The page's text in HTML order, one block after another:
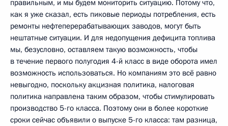
правильным, и мы будем мониторить ситуацию. Потому что,
как я уже сказал, есть пиковые периоды потребления, есть
ремонты нефтеперерабатывающих заводов, могут быть
нештатные ситуации. И для недопущения дефицита топлива
мы, безусловно, оставляем такую возможность, чтобы
в течение первого полугодия 4-й класс в виде оборота имел
возможность использоваться. Но компаниям это всё равно
невыгодно, поскольку акцизная политика, налоговая
политика направлена таким образом, чтобы стимулировать
производство 5-го класса. Поэтому они в более короткие
сроки сейчас объявили о выпуске 5-го класса: там разница,